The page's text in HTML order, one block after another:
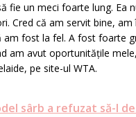
fie un meci foarte lung. Ea
Cred că am servit bine,
am fost la fel. A fost foarte
am avut oportunitățile
pe site-ul WTA.
sârb a refuzat să-l